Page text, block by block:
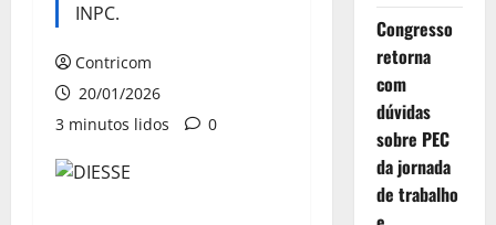
INPC.
Contricom
20/01/2026
3 minutos lidos
0
Congresso
retorna
com
dúvidas
sobre PEC
da jornada
de trabalho